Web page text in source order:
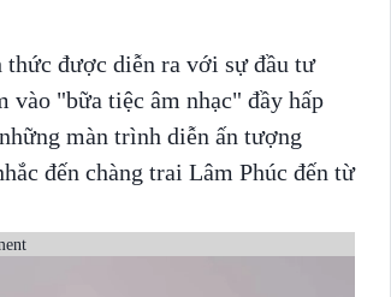
thức được diễn ra với sự đầu tư
vào "bữa tiệc âm nhạc" đầy hấp
màn trình diễn ấn tượng
đến chàng trai Lâm Phúc đến từ